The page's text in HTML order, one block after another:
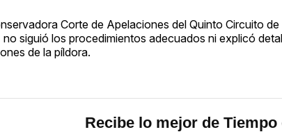
Corte de Apelaciones del Quinto Circuito
siguió los procedimientos adecuados ni explicó
de la píldora.
Recibe lo mejor de